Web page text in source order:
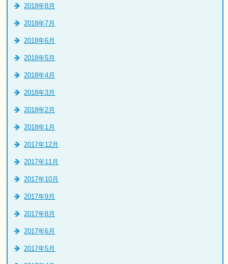
2018年8月
2018年7月
2018年6月
2018年5月
2018年4月
2018年3月
2018年2月
2018年1月
2017年12月
2017年11月
2017年10月
2017年9月
2017年8月
2017年6月
2017年5月